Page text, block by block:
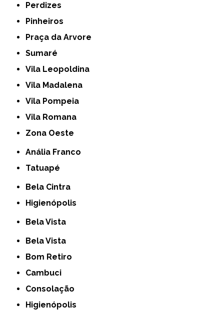
Perdizes
Pinheiros
Praça da Arvore
Sumaré
Vila Leopoldina
Vila Madalena
Vila Pompeia
Vila Romana
Zona Oeste
Anália Franco
Tatuapé
Bela Cintra
Higienópolis
Bela Vista
Bela Vista
Bom Retiro
Cambuci
Consolação
Higienópolis